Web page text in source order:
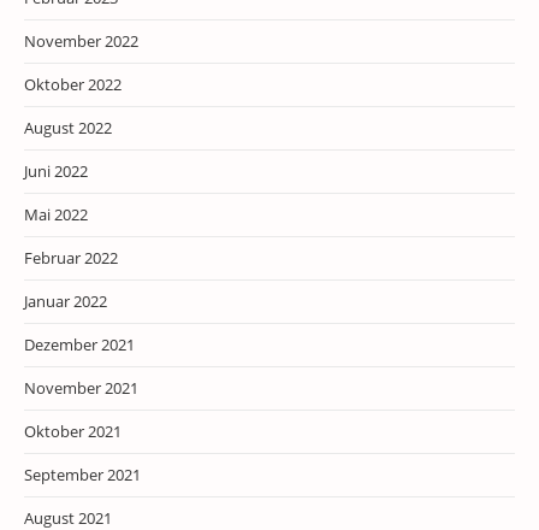
November 2022
Oktober 2022
August 2022
Juni 2022
Mai 2022
Februar 2022
Januar 2022
Dezember 2021
November 2021
Oktober 2021
September 2021
August 2021